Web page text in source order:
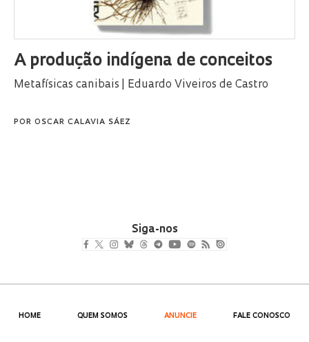
A produção indígena de conceitos
Metafísicas canibais | Eduardo Viveiros de Castro
POR OSCAR CALAVIA SÁEZ
Siga-nos
HOME QUEM SOMOS ANUNCIE FALE CONOSCO